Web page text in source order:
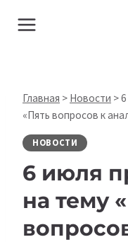
Главная > Новости >
«Пять вопросов к
НОВОСТИ
6 июля
на тему